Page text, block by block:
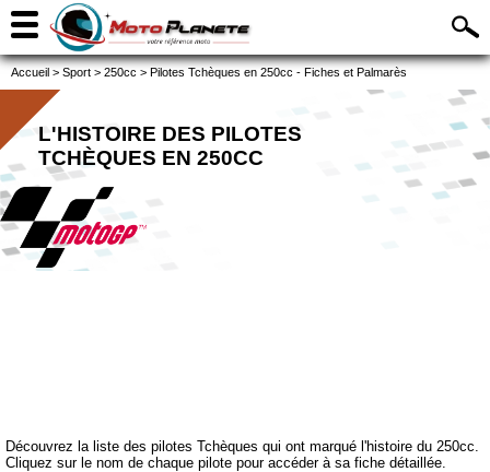
Accueil > Sport > 250cc > Pilotes Tchèques en 250cc - Fiches et Palmarès
L'HISTOIRE DES PILOTES
TCHÈQUES EN 250CC
Découvrez la liste des pilotes Tchèques qui ont marqué l'histoire du 250cc.
Cliquez sur le nom de chaque pilote pour accéder à sa fiche détaillée.